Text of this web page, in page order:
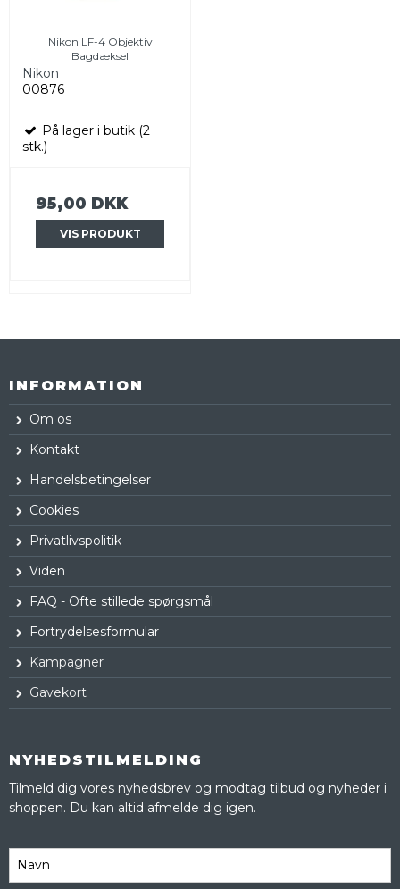
Nikon LF-4 Objektiv
Bagdæksel
Nikon
00876
På lager i butik (2
stk.)
95,00 DKK
VIS PRODUKT
INFORMATION
Om os
Kontakt
Handelsbetingelser
Cookies
Privatlivspolitik
Viden
FAQ - Ofte stillede spørgsmål
Fortrydelsesformular
Kampagner
Gavekort
NYHEDSTILMELDING
Tilmeld dig vores nyhedsbrev og modtag tilbud og nyheder i
shoppen. Du kan altid afmelde dig igen.